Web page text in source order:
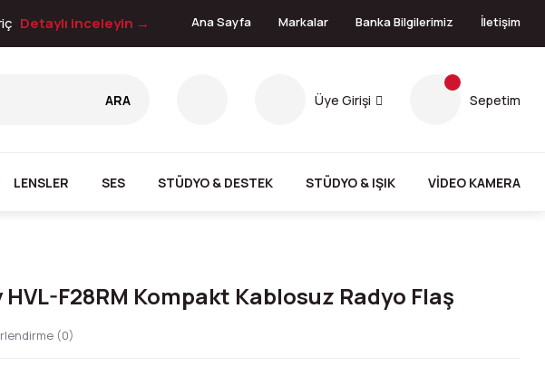
Detaylı inceleyin → Ana Sayfa Markalar Banka Bilgilerimiz İletişim
ARA Üye Girişi Sepetim
LENSLER SES STÜDYO & DESTEK STÜDYO & IŞIK VİDEO KAMERA
HVL-F28RM Kompakt Kablosuz Radyo Flaş
(0)